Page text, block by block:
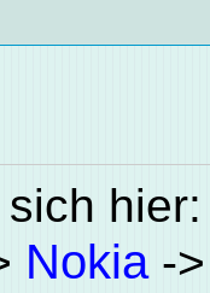
sich
Nokia-